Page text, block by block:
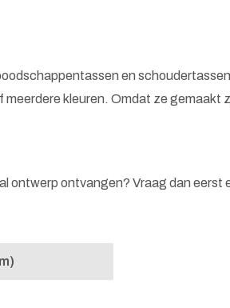
en
kleuren. Omdat ze gemaakt
ontwerp ontvangen? Vraag dan